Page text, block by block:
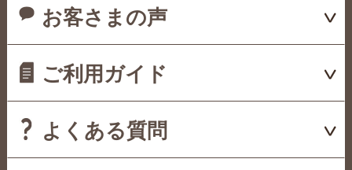
お客さまの声
ご利用ガイド
よくある質問